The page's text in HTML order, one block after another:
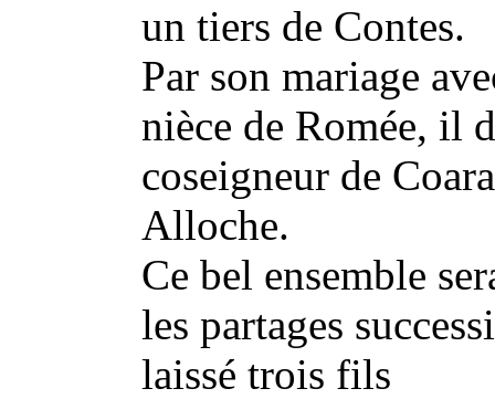
un tiers de Contes.
Par son mariage
nièce de Romée, il
coseigneur de
Alloche.
Ce bel ensemble
les partages
laissé trois fils